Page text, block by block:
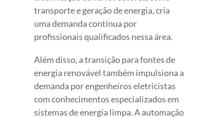
transporte e geração de energia, cria
uma demanda contínua por
profissionais qualificados nessa área.
Além disso, a transição para fontes de
energia renovável também impulsiona a
demanda por engenheiros eletricistas
com conhecimentos especializados em
sistemas de energia limpa. A automação